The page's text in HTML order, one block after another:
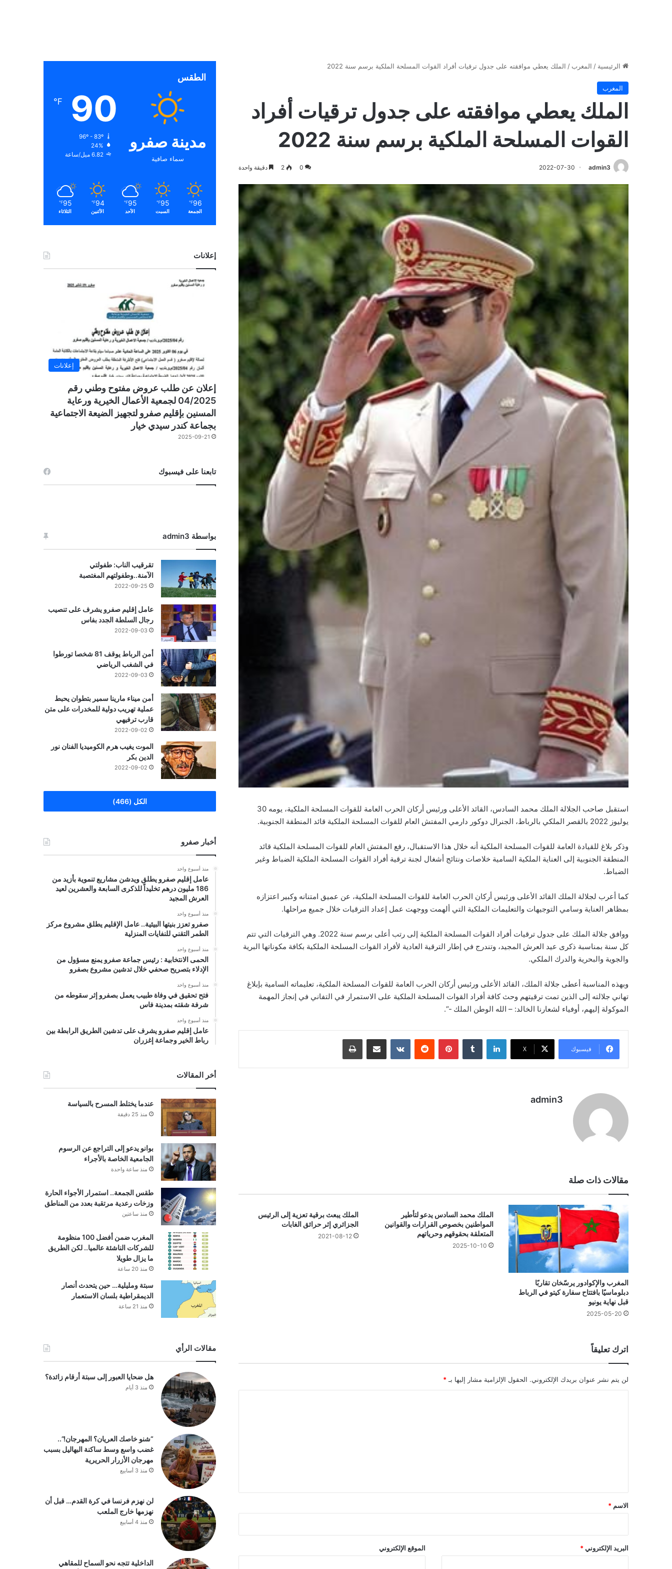
الرئيسية / المغرب / الملك يعطي موافقته على جدول ترقيات أفراد القوات المسلحة الملكية برسم سنة 2022
المغرب
الملك يعطي موافقته على جدول ترقيات أفراد
القوات المسلحة الملكية برسم سنة 2022
admin3
2022-07-30
0
2 دقيقة واحدة
استقبل صاحب الجلالة الملك محمد السادس، القائد الأعلى ورئيس أركان الحرب العامة للقوات المسلحة الملكية، يومه 30
يوليوز 2022 بالقصر الملكي بالرباط، الجنرال دوكور دارمي المفتش العام للقوات المسلحة الملكية قائد المنطقة الجنوبية.
وذكر بلاغ للقيادة العامة للقوات المسلحة الملكية أنه خلال هذا الاستقبال، رفع المفتش العام للقوات المسلحة الملكية قائد
المنطقة الجنوبية إلى العناية الملكية السامية خلاصات ونتائج أشغال لجنة ترقية أفراد القوات المسلحة الملكية الضباط وغير
الضباط.
كما أعرب لجلالة الملك القائد الأعلى ورئيس أركان الحرب العامة للقوات المسلحة الملكية، عن عميق امتنانه وكبير اعتزازه
بمظاهر العناية وسامي التوجيهات والتعليمات الملكية التي ألهمت ووجهت عمل إعداد الترقيات خلال جميع مراحلها.
ووافق جلالة الملك على جدول ترقيات أفراد القوات المسلحة الملكية إلى رتب أعلى برسم سنة 2022. وهي الترقيات التي تتم
كل سنة بمناسبة ذكرى عيد العرش المجيد، وتندرج في إطار الترقية العادية لأفراد القوات المسلحة الملكية بكافة مكوناتها البرية
والجوية والبحرية والدرك الملكي.
وبهذه المناسبة أعطى جلالة الملك، القائد الأعلى ورئيس أركان الحرب العامة للقوات المسلحة الملكية، تعليماته السامية بإبلاغ
تهاني جلالته إلى الذين تمت ترقيتهم وحث كافة أفراد القوات المسلحة الملكية على الاستمرار في التفاني في إنجاز المهمة
الموكولة إليهم، أوفياء لشعارنا الخالد: – الله الوطن الملك -“.
فيسبوك ‫X
لينكدإن بينتيريست مشاركة عبر البريد طباعة
admin3
مقالات ذات صلة
المغرب والإكوادور يرسّخان تقاربًا
دبلوماسيًا بافتتاح سفارة كيتو في الرباط
قبل نهاية يونيو
2025-05-20
الملك محمد السادس يدعو لتأطير
المواطنين بخصوص القرارات والقوانين
المتعلقة بحقوقهم وحرياتهم
2025-10-10
الملك يبعث برقية تعزية إلى الرئيس
الجزائري إثر حرائق الغابات
2021-08-12
اترك تعليقاً
لن يتم نشر عنوان بريدك الإلكتروني. الحقول الإلزامية مشار إليها بـ *
*
الاسم *
البريد الإلكتروني * الموقع الإلكتروني
الطقس
مدينة صفرو
سماء صافية
90
℉
96º - 83º
24%
6.82 ميل/ساعة
96
℉
الجمعة
95
℉
السبت
95
℉
الأحد
94
℉
الأثنين
95
℉
الثلاثاء
إعلانات
إعلانات
إعلان عن طلب عروض مفتوح وطني رقم
04/2025 لجمعية الأعمال الخيرية ورعاية
المسنين بإقليم صفرو لتجهيز الضيعة الاجتماعية
بجماعة كندر سيدي خيار
2025-09-21
تابعنا على فيسبوك
بواسطة admin3
تقرقيب الناب: طفولتي
الآمنة..وطفولتهم المغتصبة
2022-09-25
عامل إقليم صفرو يشرف على تنصيب
رجال السلطة الجدد بفاس
2022-09-03
أمن الرباط يوقف 81 شخصا تورطوا
في الشغب الرياضي
2022-09-03
أمن ميناء مارينا سمير بتطوان يحبط
عملية تهريب دولية للمخدرات على متن
قارب ترفيهي
2022-09-02
الموت يغيب هرم الكوميديا الفنان نور
الدين بكر
2022-09-02
الكل (466)
أخبار صفرو
منذ أسبوع واحد
عامل إقليم صفرو يطلق ويدشن مشاريع تنموية بأزيد من
186 مليون درهم تخليداً للذكرى السابعة والعشرين لعيد
العرش المجيد
منذ أسبوع واحد
صفرو تعزز بنيتها البيئية.. عامل الإقليم يطلق مشروع مركز
الطمر التقني للنفايات المنزلية
منذ أسبوع واحد
الحمى الانتخابية : رئيس جماعة صفرو يمنع مسؤول من
الإدلاء بتصريح صحفي خلال تدشين مشروع بصفرو
منذ أسبوع واحد
فتح تحقيق في وفاة طبيب يعمل بصفرو إثر سقوطه من
شرفة شقته بمدينة فاس
منذ أسبوع واحد
عامل إقليم صفرو يشرف على تدشين الطريق الرابطة بين
رباط الخير وجماعة إغزران
أخر المقالات
عندما يختلط المسرح بالسياسة
منذ 25 دقيقة
بوانو يدعو إلى التراجع عن الرسوم
الجامعية الخاصة بالأجراء
منذ ساعة واحدة
طقس الجمعة.. استمرار الأجواء الحارة
وزخات رعدية مرتقبة بعدد من المناطق
منذ ساعتين
المغرب ضمن أفضل 100 منظومة
للشركات الناشئة عالميا.. لكن الطريق
ما يزال طويلا
منذ 20 ساعة
سبتة ومليلية… حين يتحدث أنصار
الديمقراطية بلسان الاستعمار
منذ 21 ساعة
مقالات الرأي
هل ضحايا العبور إلى سبتة أرقام زائدة؟
منذ 3 أيام
“شنو خاصك العريان؟ المهرجان!”..
غضب واسع وسط ساكنة البهاليل بسبب
مهرجان الأزرار الحريرية
منذ 3 أسابيع
لن نهزم فرنسا في كرة القدم… قبل أن
نهزمها خارج الملعب
منذ 4 أسابيع
الداخلية تتجه نحو السماح للمقاهي